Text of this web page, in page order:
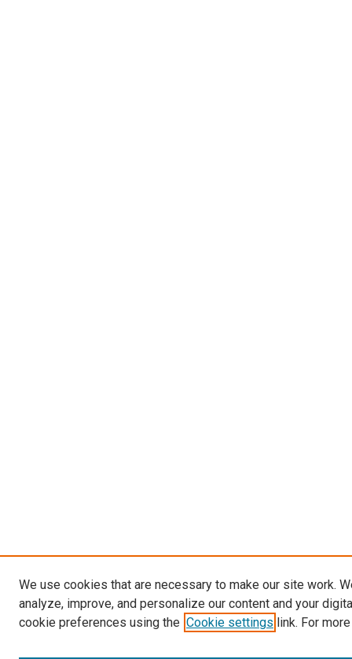
We use cookies that are necessary to make our site work.
analyze, improve, and personalize our content and your
cookie preferences using the Cookie settings link. For